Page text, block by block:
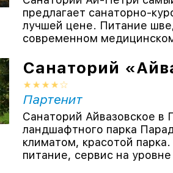
предлагает санаторно-
лучшей цене. Питание
современном
Санаторий
Партенит
Санаторий Айвазовское в
ландшафтного парка
климатом, красотой
питание, сервис на